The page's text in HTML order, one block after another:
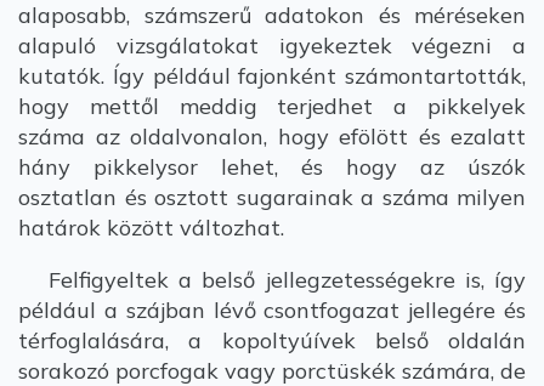
alaposabb, számszerű adatokon és méréseken
alapuló vizsgálatokat igyekeztek végezni a
kutatók. Így például fajonként számontartották,
hogy mettől meddig terjedhet a pikkelyek
száma az oldalvonalon, hogy efölött és ezalatt
hány pikkelysor lehet, és hogy az úszók
osztatlan és osztott sugarainak a száma milyen
határok között változhat.
Felfigyeltek a belső jellegzetességekre is, így
például a szájban lévő csontfogazat jellegére és
térfoglalására, a kopoltyúívek belső oldalán
sorakozó porcfogak vagy porctüskék számára, de